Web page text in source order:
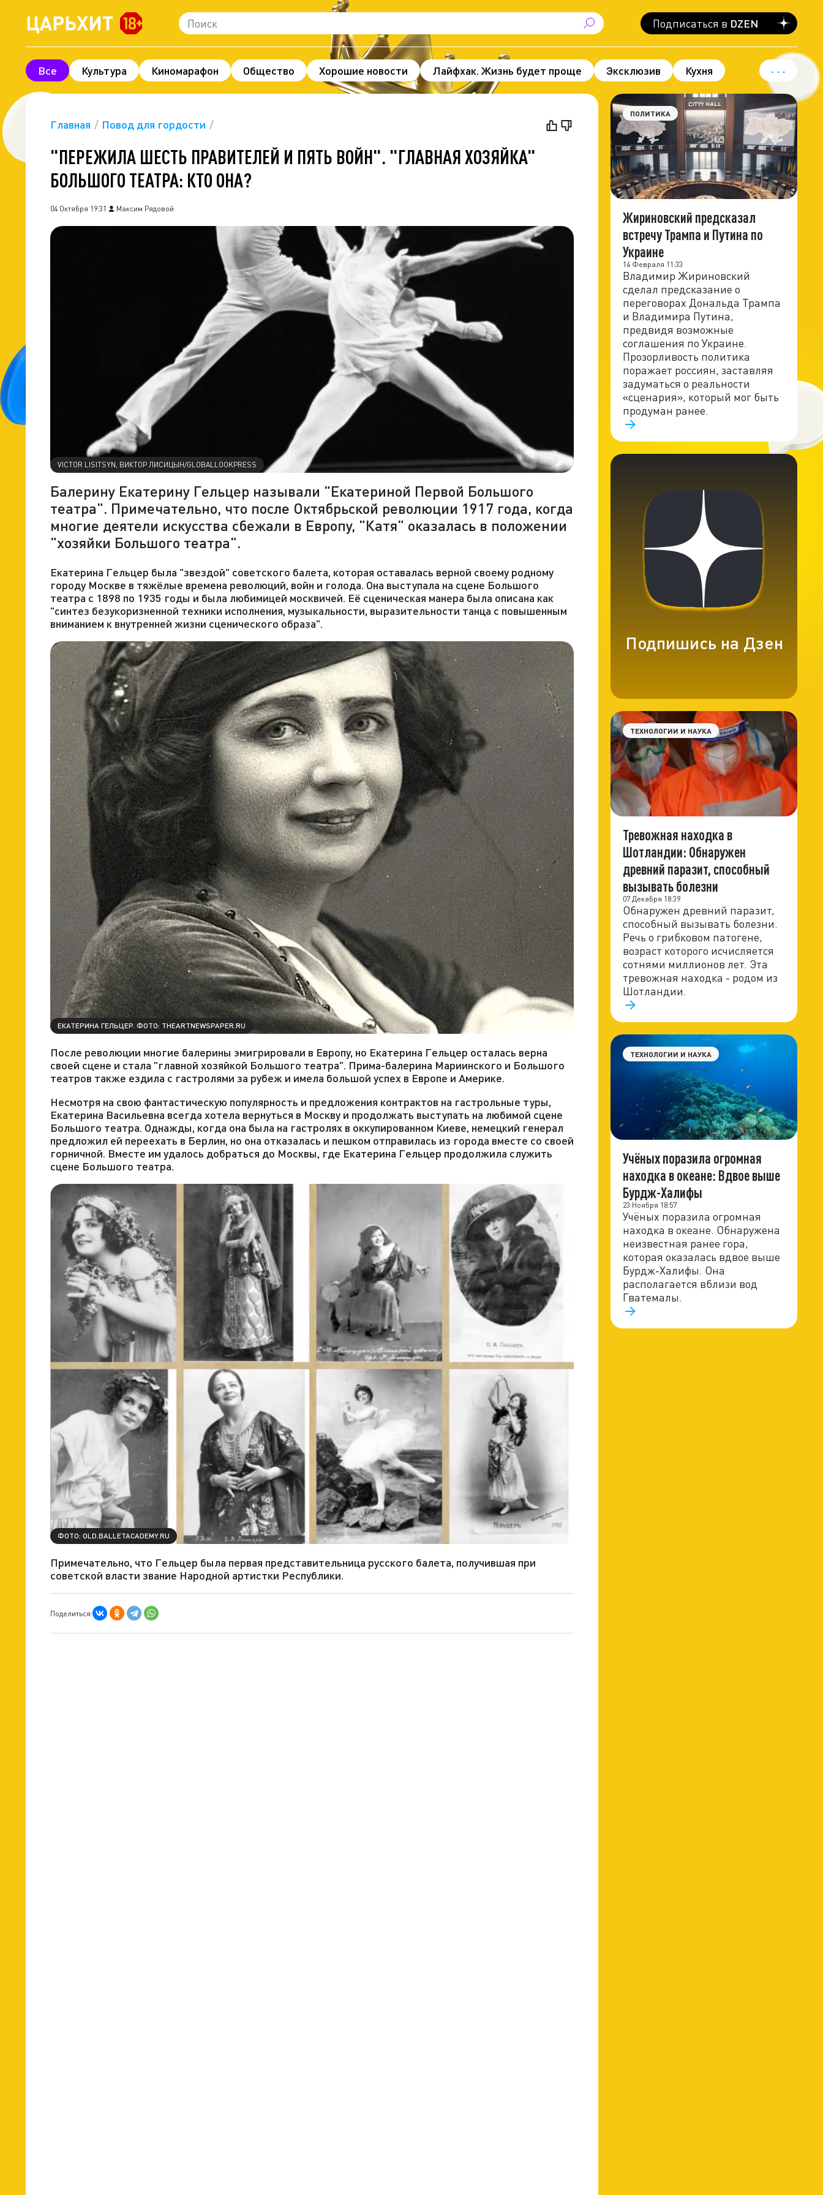
Подписаться в DZEN
Все Культура Киномарафон Общество Хорошие новости Лайфхак. Жизнь будет проще Эксклюзив
Кухня
Шоу-бизнес
Технологии и наука Легенды и факты Происшествия Здоровье Повод для гордости
Политика
Главная Повод для гордости
"ПЕРЕЖИЛА ШЕСТЬ ПРАВИТЕЛЕЙ И ПЯТЬ ВОЙН". "ГЛАВНАЯ ХОЗЯЙКА"
БОЛЬШОГО ТЕАТРА: КТО ОНА?
04 Октября 19:31 Максим Рядовой
VICTOR LISITSYN, ВИКТОР ЛИСИЦЫН/GLOBALLOOKPRESS
Балерину Екатерину Гельцер называли "Екатериной Первой Большого
театра". Примечательно, что после Октябрьской революции 1917 года, когда
многие деятели искусства сбежали в Европу, "Катя" оказалась в положении
"хозяйки Большого театра".
Екатерина Гельцер была "звездой" советского балета, которая оставалась верной своему родному
городу Москве в тяжёлые времена революций, войн и голода. Она выступала на сцене Большого
театра с 1898 по 1935 годы и была любимицей москвичей. Её сценическая манера была описана как
"синтез безукоризненной техники исполнения, музыкальности, выразительности танца с повышенным
вниманием к внутренней жизни сценического образа".
ЕКАТЕРИНА ГЕЛЬЦЕР. ФОТО: THEARTNEWSPAPER.RU
После революции многие балерины эмигрировали в Европу, но Екатерина Гельцер осталась верна
своей сцене и стала "главной хозяйкой Большого театра". Прима-балерина Мариинского и Большого
театров также ездила с гастролями за рубеж и имела большой успех в Европе и Америке.
Несмотря на свою фантастическую популярность и предложения контрактов на гастрольные туры,
Екатерина Васильевна всегда хотела вернуться в Москву и продолжать выступать на любимой сцене
Большого театра. Однажды, когда она была на гастролях в оккупированном Киеве, немецкий генерал
предложил ей переехать в Берлин, но она отказалась и пешком отправилась из города вместе со своей
горничной. Вместе им удалось добраться до Москвы, где Екатерина Гельцер продолжила служить
сцене Большого театра.
ФОТО: OLD.BALLETACADEMY.RU
Примечательно, что Гельцер была первая представительница русского балета, получившая при
советской власти звание Народной артистки Республики.
Поделиться:
ПОЛИТИКА
Жириновский предсказал
встречу Трампа и Путина по
Украине
14 Февраля 11:33
Владимир Жириновский
сделал предсказание о
переговорах Дональда Трампа
и Владимира Путина,
предвидя возможные
соглашения по Украине.
Прозорливость политика
поражает россиян, заставляя
задуматься о реальности
«сценария», который мог быть
продуман ранее.
Подпишись на Дзен
ТЕХНОЛОГИИ И НАУКА
Тревожная находка в
Шотландии: Обнаружен
древний паразит, способный
вызывать болезни
07 Декабря 18:39
Обнаружен древний паразит,
способный вызывать болезни.
Речь о грибковом патогене,
возраст которого исчисляется
сотнями миллионов лет. Эта
тревожная находка - родом из
Шотландии.
ТЕХНОЛОГИИ И НАУКА
Учёных поразила огромная
находка в океане: Вдвое выше
Бурдж-Халифы
23 Ноября 18:57
Учёных поразила огромная
находка в океане. Обнаружена
неизвестная ранее гора,
которая оказалась вдвое выше
Бурдж-Халифы. Она
располагается вблизи вод
Гватемалы.